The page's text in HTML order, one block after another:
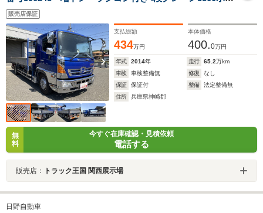
ィ 鉄床 ベッド付き メッキパーツ
販売店保証
支払総額
434万円
本体価格
400.0万円
年式 2014年 走行 65.2万km
車検
車検整備無 修復
なし
保証
保証付 整備
法定整備無
住所
兵庫県神崎郡
無
料
今すぐ在庫確認・見積依頼
電話する
販売店： トラック王国 関西展示場
日野自動車